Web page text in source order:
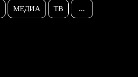
МЕДИА ТВ ...